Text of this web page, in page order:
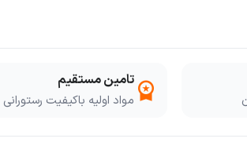
workspace_premium تامین مستقیم
مواد اولیه باکیفیت رستورانی